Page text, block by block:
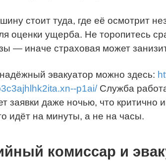
стоит туда, где её осмотрит
оценки ущерба. Не торопитесь
— иначе страховая может
эвакуатор можно здесь:
p1ai/Служба
заявки даже ночью, что критично
идёт на минуты, а не на часы.
комиссар и